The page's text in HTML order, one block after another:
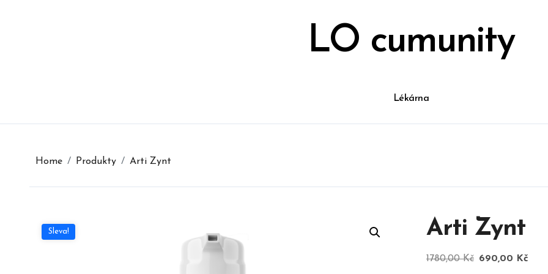
LO cumunity
Lékárna
Home Produkty Arti Zynt
Sleva! Arti Zynt
1780,00Kč Původní
690,00 Kč